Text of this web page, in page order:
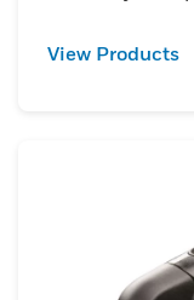
View Products